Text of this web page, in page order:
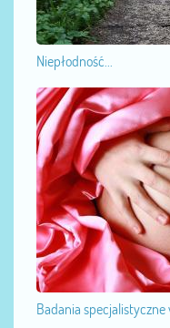
Niepłodność...
Badania specjalistyczne